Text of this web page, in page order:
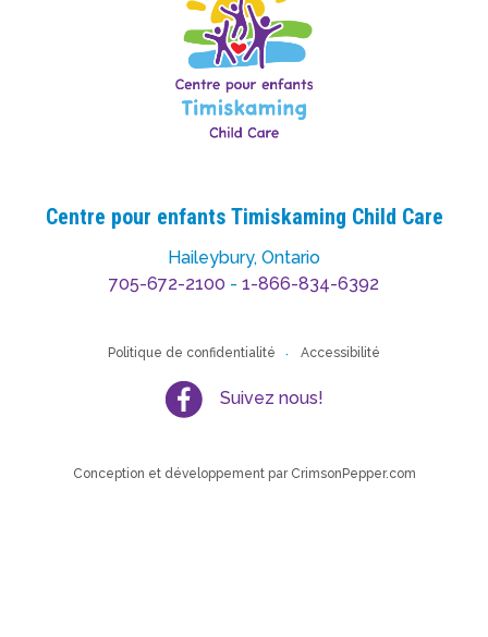
Centre pour enfants Timiskaming Child Care
Haileybury, Ontario
705-672-2100 - 1-866-834-6392
Politique de confidentialité Accessibilité
Suivez nous!
Conception et développement par CrimsonPepper.com